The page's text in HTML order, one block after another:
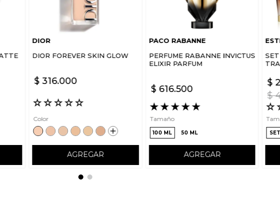
DIOR
DIOR FOREVER SKIN GLOW
$ 316.000
☆☆☆☆☆
Color
AGREGAR
PACO RABANNE
PERFUME RABANNE INVICTUS
ELIXIR PARFUM
$ 616.500
★★★★★
Tamaño
100 ML 50 ML
AGREGAR
$
$
☆
SET